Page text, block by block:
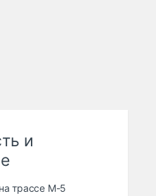
и
трассе М-5